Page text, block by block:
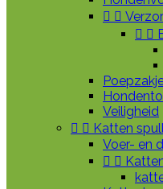
 
 
Veiligheid
  Katten
Voer- en
 